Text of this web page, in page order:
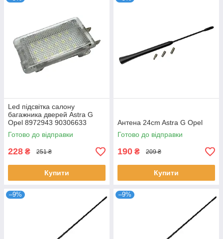
Led підсвітка салону
багажника дверей Astra G
Opel 8972943 90306633
13221556 1747040
Готово до відправки
228 ₴ 251 ₴
Купити
Антена 24cm Astra G Opel
Готово до відправки
190 ₴ 209 ₴
Купити
–9% –9%